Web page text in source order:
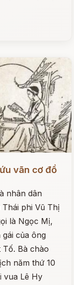
vãn cơ đồ
nhân dân
phi Vũ Thị
là Ngọc Mị,
của ông
Bà chào
năm thứ 10
vua Lê Hy